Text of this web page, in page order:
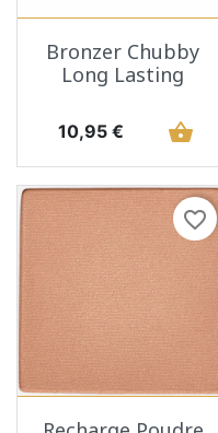
Bronzer Chubby
Long Lasting
Prix
10,95 € shopping_basket
favorite_border